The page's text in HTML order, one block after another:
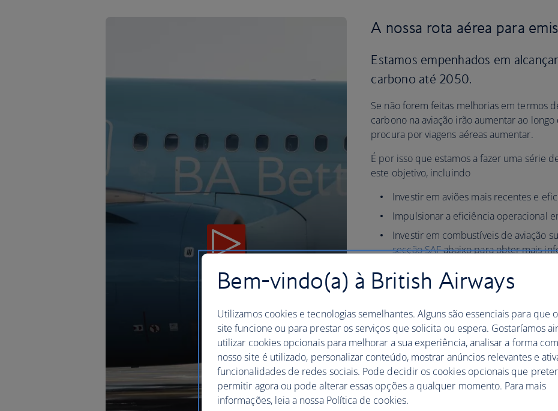
A nossa rota aérea para
Estamos empenhados em
carbono até 2050.
Se não forem feitas melhorias em termos
carbono na aviação irão aumentar ao
procura por viagens aéreas aumentar.
É por isso que estamos a fazer uma série
este objetivo, incluindo
Investir em aviões mais recentes e
Impulsionar a eficiência operacional
Investir em combustíveis de aviação
secção SAFabaixo para obter mais
Utilizar as reduções e remoções de
Sensibilizar e envolver os nossos
Dar aos nossos clientes a
mais informadas
Consulte o nosso relatório BA Better World
mudanças que estamos a fazer na nossa
carbono, incluindo a nossa linha de base
trabalhar para lidar com outros tipos de
de azoto, vapor de água, aerossóis de
Bem-vindo(a) à British Airways
Utilizamos cookies e tecnologias semelhantes. Alguns são essenciais para que
site funcione ou para prestar os serviços que solicita ou espera. Gostaríamos
utilizar cookies opcionais para melhorar a sua experiência, analisar a forma
nosso site é utilizado, personalizar conteúdo, mostrar anúncios relevantes e
funcionalidades de redes sociais. Pode decidir os cookies opcionais que
permitir agora ou pode alterar essas opções a qualquer momento. Para mais
informações, leia a nossa Política de cookies.